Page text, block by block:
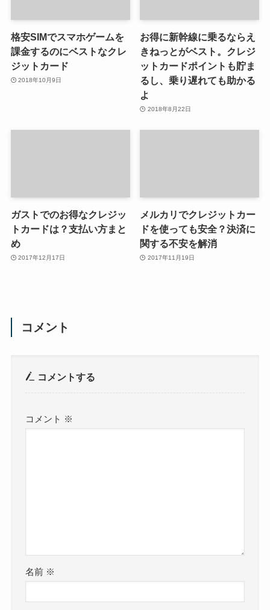
格安SIMでスマホゲームを
課金するのにベストなクレ
ジットカード
2018年10月9日
お得に新幹線に乗るならえ
きねっとがベスト。クレジ
ットカードポイントも貯ま
るし、乗り遅れても助かる
よ
2018年8月22日
ガストでのお得なクレジッ
トカードは？支払い方まと
め
2017年12月17日
メルカリでクレジットカー
ドを使っても安全？決済に
関する不安を解消
2017年11月19日
コメント
コメントする
コメント ※
名前 ※